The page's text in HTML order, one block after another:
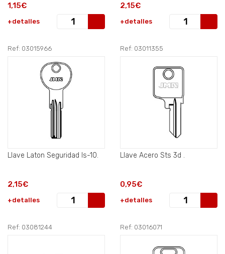
1,15€
+detalles
2,15€
+detalles
Ref: 03015966
Llave Laton Seguridad Is-10.
2,15€
+detalles
Ref: 03011355
Llave Acero Sts 3d .
0,95€
+detalles
Ref: 03081244 Ref: 03016071